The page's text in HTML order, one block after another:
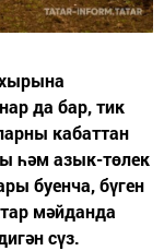
да бар, тик
кабаттан
һәм азык-төлек
буенча, бүген
мәйданда
сүз.